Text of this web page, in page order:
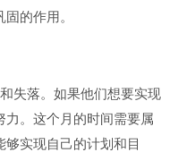
的作用。
失落。如果他们想要实现
力。这个月的时间需要属
实现自己的计划和目